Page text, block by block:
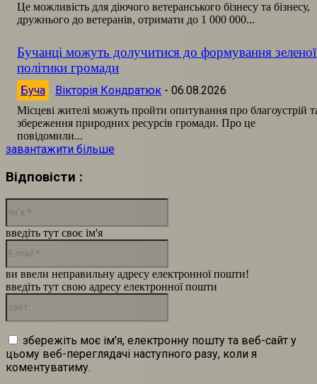
Це можливість для діючого ветеранського бізнесу та бізнесу,
дружнього до ветеранів, отримати до 1 000 000...
Бучанці можуть долучитися до формування зеленої
політики громади
Буча Вікторія Кондратюк - 06.08.2026
Місцеві жителі можуть пройти опитування про благоустрій
збереження природних ресурсів громади. Про це
повідомили...
завантажити більше
Відповісти :
введіть тут своє ім'я
ви ввели неправильну адресу електронної пошти!
введіть тут свою адресу електронної пошти
збережіть моє ім'я, електронну пошту та веб-сайт у
цьому веб-переглядачі наступного разу, коли я
коментуватиму.